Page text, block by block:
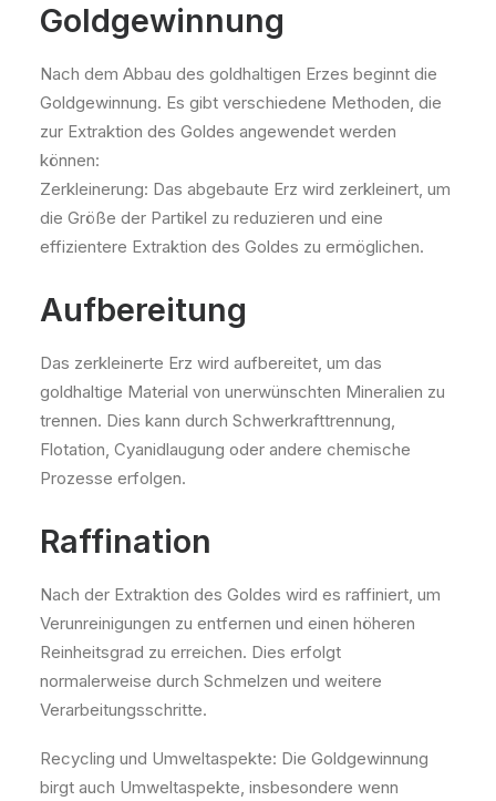
Goldgewinnung
Nach dem Abbau des goldhaltigen Erzes beginnt die
Goldgewinnung. Es gibt verschiedene Methoden, die
zur Extraktion des Goldes angewendet werden
können:
Zerkleinerung: Das abgebaute Erz wird zerkleinert, um
die Größe der Partikel zu reduzieren und eine
effizientere Extraktion des Goldes zu ermöglichen.
Aufbereitung
Das zerkleinerte Erz wird aufbereitet, um das
goldhaltige Material von unerwünschten Mineralien zu
trennen. Dies kann durch Schwerkrafttrennung,
Flotation, Cyanidlaugung oder andere chemische
Prozesse erfolgen.
Raffination
Nach der Extraktion des Goldes wird es raffiniert, um
Verunreinigungen zu entfernen und einen höheren
Reinheitsgrad zu erreichen. Dies erfolgt
normalerweise durch Schmelzen und weitere
Verarbeitungsschritte.
Recycling und Umweltaspekte: Die Goldgewinnung
birgt auch Umweltaspekte, insbesondere wenn